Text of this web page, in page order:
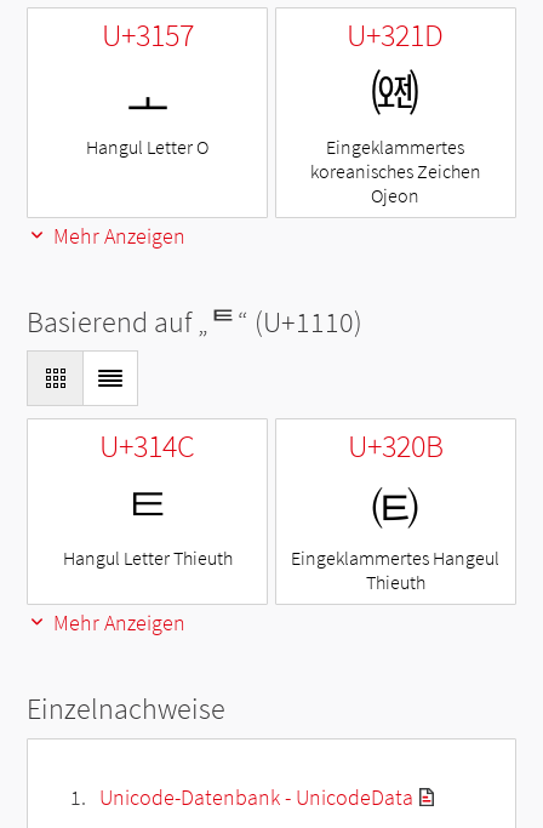
U+3157
ㅗ
Hangul Letter O
U+321D
㈝
Eingeklammertes
koreanisches Zeichen
Ojeon
Mehr Anzeigen
Basierend auf „ᄐ“ (U+1110)
U+314C
ㅌ
Hangul Letter Thieuth
U+320B
㈋
Eingeklammertes Hangeul
Thieuth
Mehr Anzeigen
Einzelnachweise
Unicode-Datenbank - UnicodeData